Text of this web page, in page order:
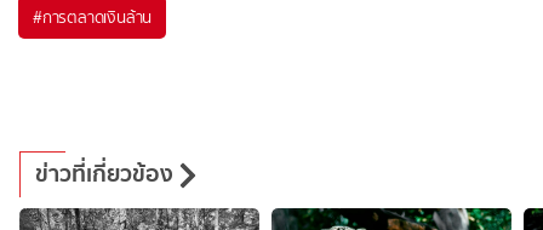
#การตลาดเงินล้าน
ข่าวที่เกี่ยวข้อง